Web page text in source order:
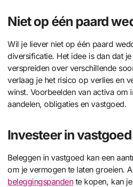
Niet op één paard
Wil je liever niet op één paard
diversificatie. Het idee is dan dat
verspreiden over verschillende
verlaag je het risico op verlies en
winst. Voorbeelden van activa om
aandelen, obligaties en vastgoed.
Investeer in vastgoed
Beleggen in vastgoed kan een
om je vermogen te laten groeien.
beleggingspandente kopen, kan